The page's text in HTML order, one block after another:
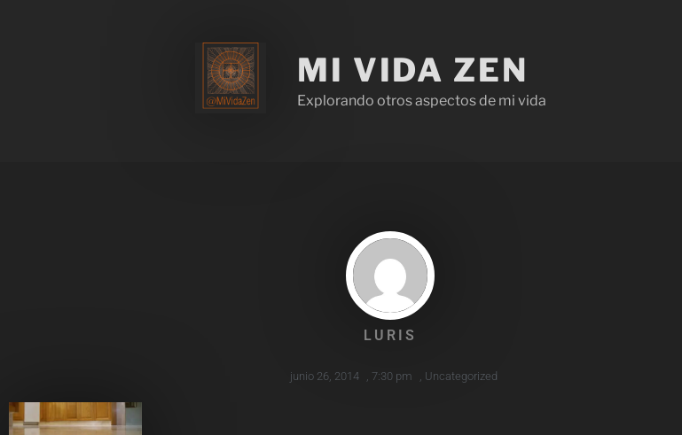
MI VIDA ZEN
Explorando otros aspectos de mi vida
LURIS
junio 26, 2014 , 7:30 pm , Uncategorized